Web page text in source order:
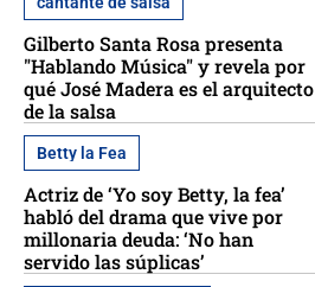
Gilberto Santa Rosa presenta
"Hablando Música" y revela por
qué José Madera es el arquitecto
de la salsa
Betty la Fea
Actriz de ‘Yo soy Betty, la fea’
habló del drama que vive por
millonaria deuda: ‘No han
servido las súplicas’